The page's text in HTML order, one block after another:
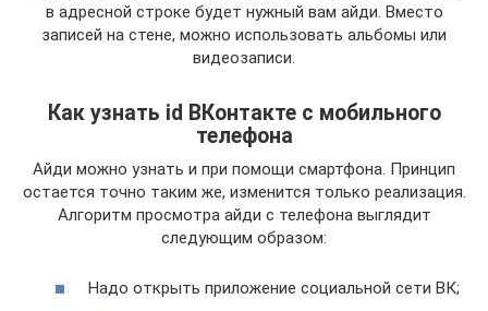
в адресной строке будет нужный вам айди. Вместо
записей на стене, можно использовать альбомы или
видеозаписи.
Как узнать id ВКонтакте с мобильного
телефона
Айди можно узнать и при помощи смартфона. Принцип
остается точно таким же, изменится только реализация.
Алгоритм просмотра айди с телефона выглядит
следующим образом:
Надо открыть приложение социальной сети ВК;